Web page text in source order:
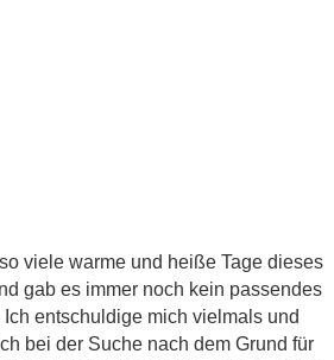
viele warme und heiße Tage dieses
gab es immer noch kein passendes
entschuldige mich vielmals und
bei der Suche nach dem Grund für